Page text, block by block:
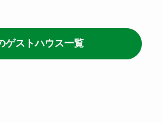
ゲストハウス一覧